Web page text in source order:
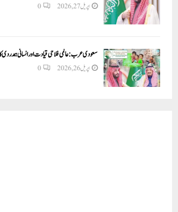
اپریل 27, 2026 0
سعودی عرب: عالمی فلاحی قیادت اور انسانی ہمدردی
اپریل 26, 2026 0